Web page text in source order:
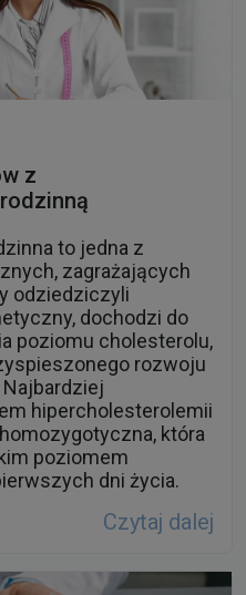
z
to jedna z
zagrażających
odziedziczyli
dochodzi do
poziomu cholesterolu,
rozwoju
Najbardziej
hipercholesterolemii
która
poziomem
dni życia.
Czytaj dalej